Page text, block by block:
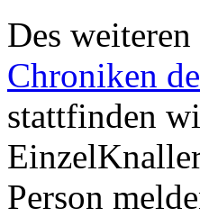
Des
Chroniken
stattfinden
Person